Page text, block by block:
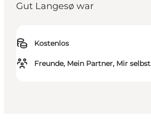
Gut Langesø war
Kostenlos
Freunde, Mein Partner, Mir selbst